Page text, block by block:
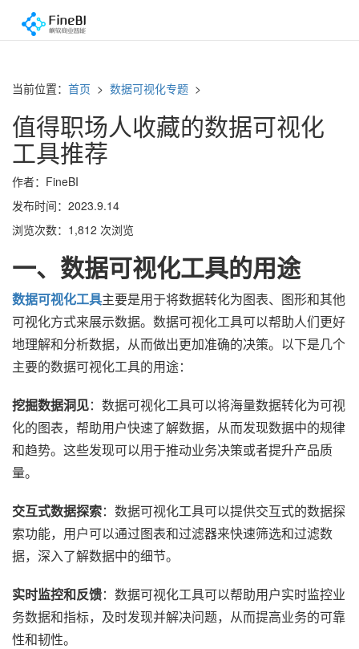
当前位置： 首页 > 数据可视化专题 >
值得职场人收藏的数据可视化
工具推荐
作者：FineBI
发布时间：2023.9.14
浏览次数：1,812 次浏览
一、数据可视化工具的用途
数据可视化工具主要是用于将数据转化为图表、图形和其他
可视化方式来展示数据。数据可视化工具可以帮助人们更好
地理解和分析数据，从而做出更加准确的决策。以下是几个
主要的数据可视化工具的用途：
挖掘数据洞见：数据可视化工具可以将海量数据转化为可视
化的图表，帮助用户快速了解数据，从而发现数据中的规律
和趋势。这些发现可以用于推动业务决策或者提升产品质
量。
交互式数据探索：数据可视化工具可以提供交互式的数据探
索功能，用户可以通过图表和过滤器来快速筛选和过滤数
据，深入了解数据中的细节。
实时监控和反馈：数据可视化工具可以帮助用户实时监控业
务数据和指标，及时发现并解决问题，从而提高业务的可靠
性和韧性。